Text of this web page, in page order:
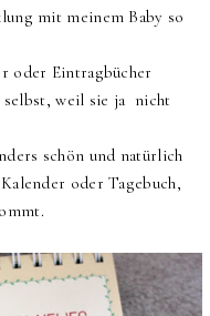
mit meinem Baby so
oder Eintragbücher
weil sie ja nicht
schön und natürlich
oder Tagebuch,